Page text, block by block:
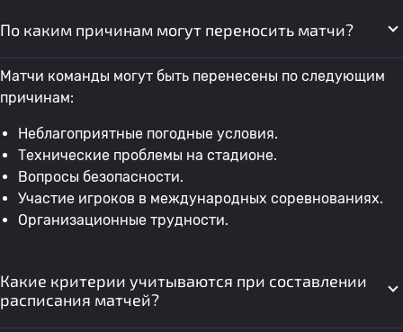
По каким причинам могут переносить матчи?
Матчи команды могут быть перенесены по следующим
причинам:
Неблагоприятные погодные условия.
Технические проблемы на стадионе.
Вопросы безопасности.
Участие игроков в международных соревнованиях.
Организационные трудности.
Какие критерии учитываются при составлении
расписания матчей?